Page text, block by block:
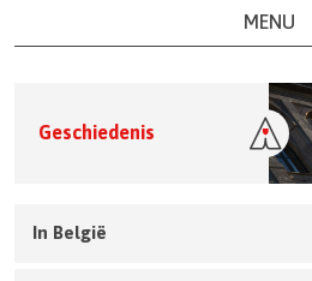
MENU
Geschiedenis
In België